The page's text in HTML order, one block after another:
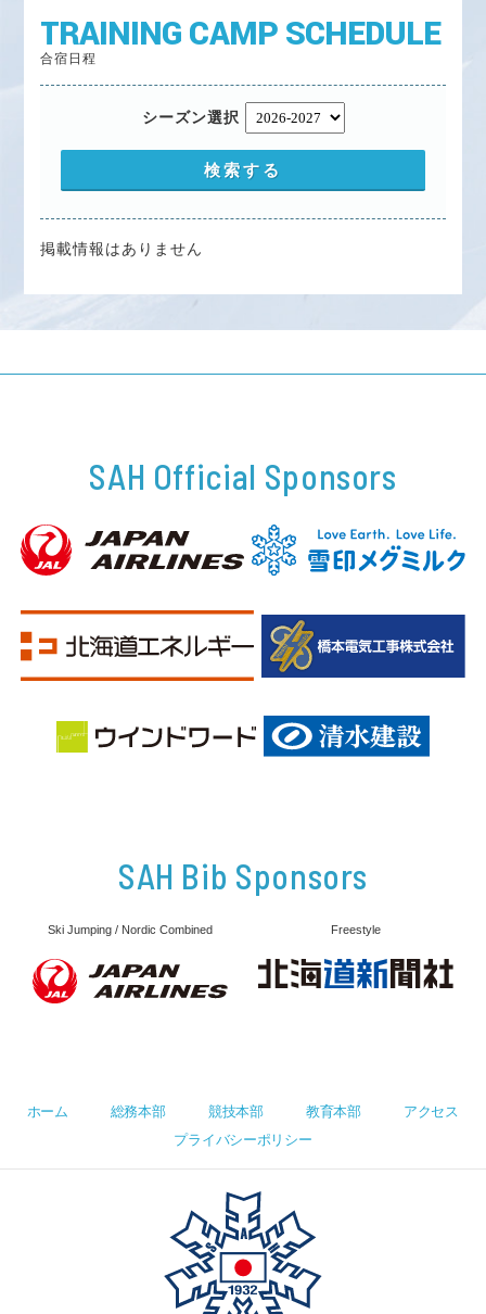
TRAINING CAMP SCHEDULE
合宿日程
シーズン選択
掲載情報はありません
SAH Official Sponsors
SAH Bib Sponsors
Ski Jumping / Nordic Combined Freestyle
ホーム 総務本部 競技本部 教育本部
アクセス
プライバシーポリシー